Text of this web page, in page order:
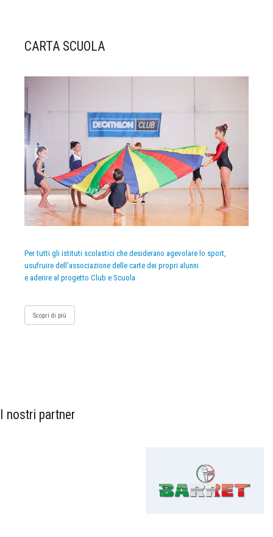
CARTA SCUOLA
Per tutti gli istituti scolastici che desiderano agevolare lo sport,
usufruire dell’associazione delle carte dei propri alunni
e aderire al progetto Club e Scuola
Scopri di più
I nostri partner